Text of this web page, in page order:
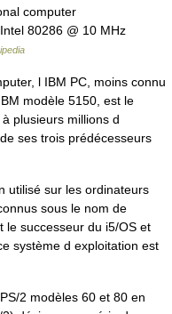
computer
80286 @ 10 MHz
l IBM PC, moins connu
modèle 5150, est le
plusieurs millions d
ses trois prédécesseurs
utilisé sur les ordinateurs
sous le nom de
le successeur du i5/OS et
système d exploitation est
2 modèles 60 et 80 en